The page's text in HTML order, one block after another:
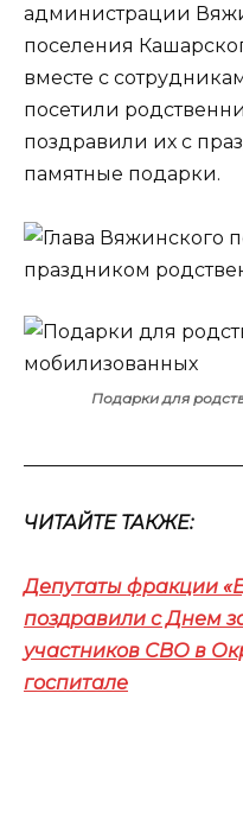
администрации
поселения
вместе с
посетили
поздравили их с
памятные подарки.
Подарки для
ЧИТАЙТЕ ТАКЖЕ:
Депутаты фракции
поздравили с Днем
участников СВО в
госпитале